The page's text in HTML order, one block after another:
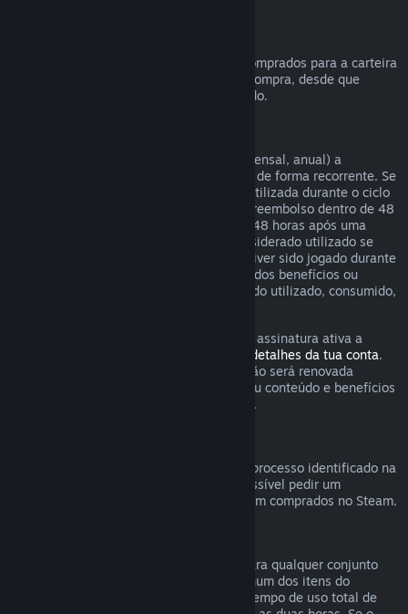
Podes pedir um reembolso para fundos comprados para a carteira
Steam dentro de 14 dias após a data de compra, desde que
nenhum desses fundos tenha sido utilizado.
O Steam oferece acesso periódico (ex.: mensal, anual) a
determinados conteúdos e serviços, pago de forma recorrente. Se
uma assinatura renovável não tiver sido utilizada durante o ciclo
de cobrança corrente, podes solicitar um reembolso dentro de 48
horas após a compra inicial ou dentro de 48 horas após uma
renovação automática. O conteúdo é considerado utilizado se
algum dos jogos incluídos na assinatura tiver sido jogado durante
o ciclo de cobrança corrente ou se algum dos benefícios ou
descontos incluídos na assinatura tiver sido utilizado, consumido,
Tem em atenção que podes cancelar uma assinatura ativa a
página de detalhes da tua conta.
Uma vez cancelada, a tua assinatura já não será renovada
automaticamente mas terás acesso ao seu conteúdo e benefícios
até ao final do ciclo de cobrança corrente.
Dentro do período aplicável e através do processo identificado na
, é possível pedir um
reembolso de hardware e acessórios Steam comprados no Steam.
Podes receber um reembolso completo para qualquer conjunto
comprado na Loja Steam, desde que nenhum dos itens do
conjunto tenha sido transferido, e que o tempo de uso total de